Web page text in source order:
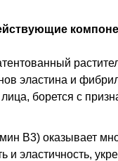
эластина и
борется с
B3) оказывает
и эластичность,